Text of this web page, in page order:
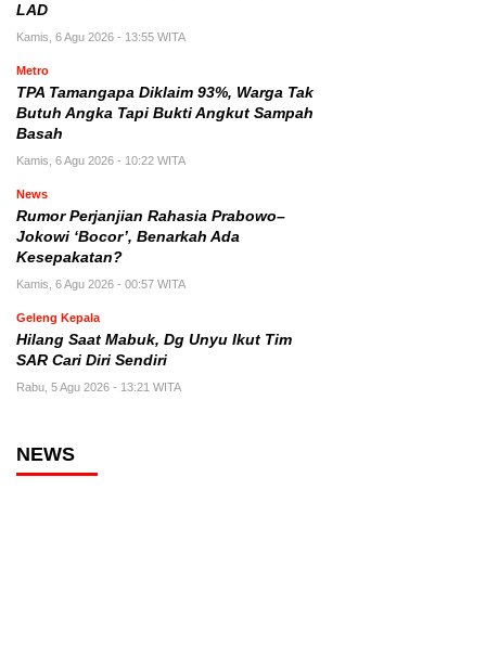
LAD
Kamis, 6 Agu 2026 - 13:55 WITA
Metro
TPA Tamangapa Diklaim 93%, Warga Tak
Butuh Angka Tapi Bukti Angkut Sampah
Basah
Kamis, 6 Agu 2026 - 10:22 WITA
News
Rumor Perjanjian Rahasia Prabowo–
Jokowi ‘Bocor’, Benarkah Ada
Kesepakatan?
Kamis, 6 Agu 2026 - 00:57 WITA
Geleng Kepala
Hilang Saat Mabuk, Dg Unyu Ikut Tim
SAR Cari Diri Sendiri
Rabu, 5 Agu 2026 - 13:21 WITA
NEWS